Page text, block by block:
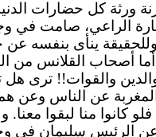
الراعي، صامت في
وللحقيقة ينأى بنفسه
أما أصحاب القلانس
والدين والقوات!! ترى
والمغربة عن الناس
كانوا منا لبقوا معنا.
الرئيس سليمان في